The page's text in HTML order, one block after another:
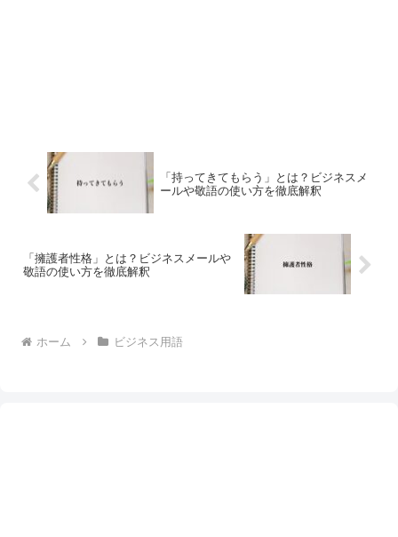
「持ってきてもらう」とは？ビジネスメ
ールや敬語の使い方を徹底解釈
「擁護者性格」とは？ビジネスメールや
敬語の使い方を徹底解釈
ホーム ビジネス用語